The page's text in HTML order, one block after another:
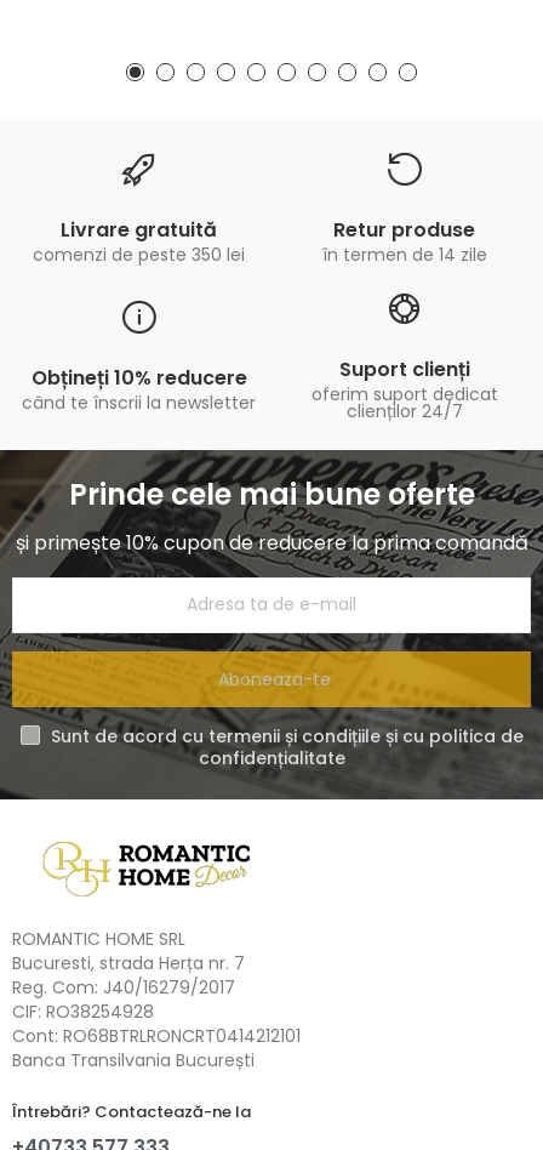
Livrare gratuită
comenzi de peste 350 lei
Retur produse
în termen de 14 zile
Obțineți 10% reducere
când te înscrii la newsletter
Suport clienți
oferim suport dedicat
clienților 24/7
Prinde cele mai bune oferte
și primește 10% cupon de reducere la prima comandă
Aboneaza-te
Sunt de acord cu termenii și condițiile și cu politica de
confidențialitate
ROMANTIC HOME SRL
Bucuresti, strada Herța nr. 7
Reg. Com: J40/16279/2017
CIF: RO38254928
Cont: RO68BTRLRONCRT0414212101
Banca Transilvania București
Întrebări? Contactează-ne la